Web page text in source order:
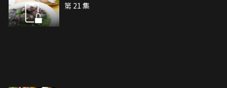
第 21 集